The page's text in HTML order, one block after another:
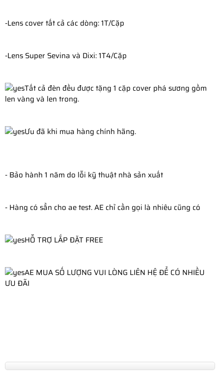
-Lens cover tất cả các dòng: 1T/Cặp
-Lens Super Sevina và Dixi: 1T4/Cặp
Tất cả đèn đều được tặng 1 cặp cover phá sương gồm
len vàng và len trong.
Ưu đã khi mua hàng chính hãng.
- Bảo hành 1 năm do lỗi kỹ thuật nhà sản xuất
- Hàng có sẳn cho ae test. AE chỉ cần gọi là nhiêu cũng có
HỖ TRỢ LẮP ĐẶT FREE
AE MUA SỐ LƯỢNG VUI LÒNG LIÊN HỆ ĐỂ CÓ NHIỀU
ƯU ĐÃI